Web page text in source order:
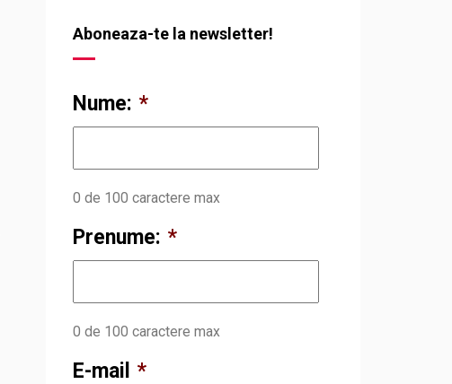
Aboneaza-te la newsletter!
Nume: *
0 de 100 caractere max
Prenume: *
0 de 100 caractere max
E-mail *